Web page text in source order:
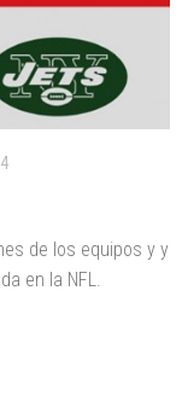
de los equipos y y
en la NFL.